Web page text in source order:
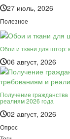
27 июль, 2026
Полезное
Обои и ткани для штор:
06 август, 2026
Получение
реалиям 2026 года
02 август, 2026
Опрос